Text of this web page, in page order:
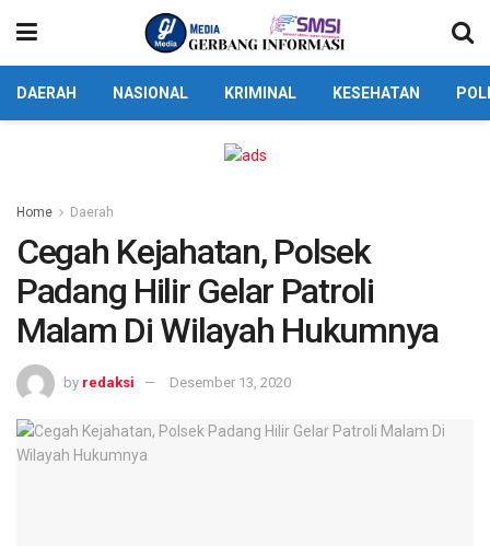
DAERAH NASIONAL KRIMINAL KESEHATAN
Home Daerah
Cegah Kejahatan, Polsek
Padang Hilir Gelar Patroli
Malam Di Wilayah Hukumnya
by redaksi Desember 13, 2020